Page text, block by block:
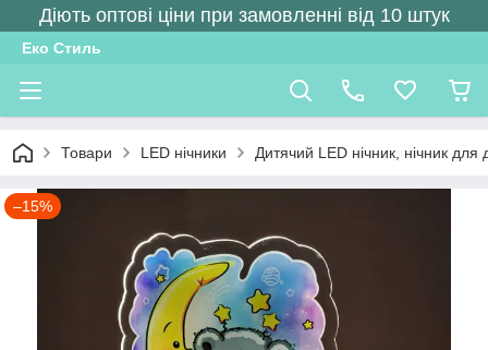
Діють оптові ціни при замовленні від 10 штук
Еко Стиль
Товари LED нічники Дитячий LED нічник, нічник для
–15%